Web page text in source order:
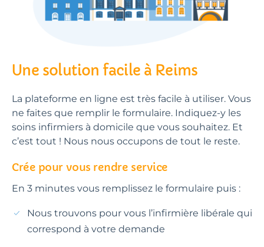
Une solution facile à Reims
La plateforme en ligne est très facile à utiliser. Vous
ne faites que remplir le formulaire. Indiquez-y les
soins infirmiers à domicile que vous souhaitez. Et
c’est tout ! Nous nous occupons de tout le reste.
Crée pour vous rendre service
En 3 minutes vous remplissez le formulaire puis :
Nous trouvons pour vous l’infirmière libérale qui
correspond à votre demande